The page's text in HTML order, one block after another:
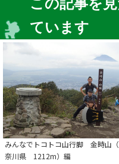
この記事を
ています
みんなでトコトコ山行脚 金時山
奈川県 1212m）編